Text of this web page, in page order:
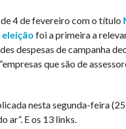
de 4 de fevereiro com o título
foi a primeira a
despesas de campanha
que são de
nesta segunda-feira
ar”. E os 13 links.